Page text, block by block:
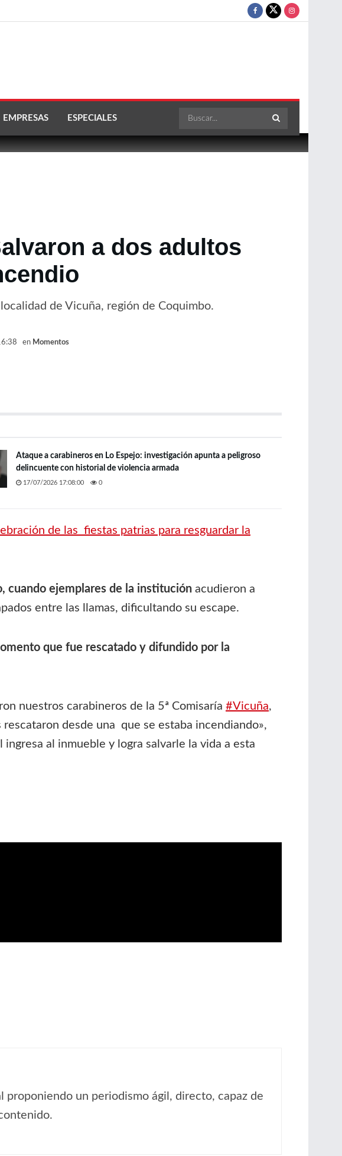
EMPRESAS ESPECIALES
a dos adultos
de Vicuña, región de Coquimbo.
en Momentos
Ataque a carabineros en Lo Espejo: investigación apunta a peligroso
delincuente con historial de violencia armada
17/07/2026 17:08:00 0
de las fiestas patrias para resguardar la
cuando ejemplares de la institución acudieron a
entre las llamas, dificultando su escape.
que fue rescatado y difundido por la
nuestros carabineros de la 5ª Comisaría #Vicuña,
desde una que se estaba incendiando»,
al inmueble y logra salvarle la vida a esta
un periodismo ágil, directo, capaz de